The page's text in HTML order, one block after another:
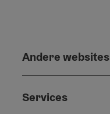
Andere websites
Services